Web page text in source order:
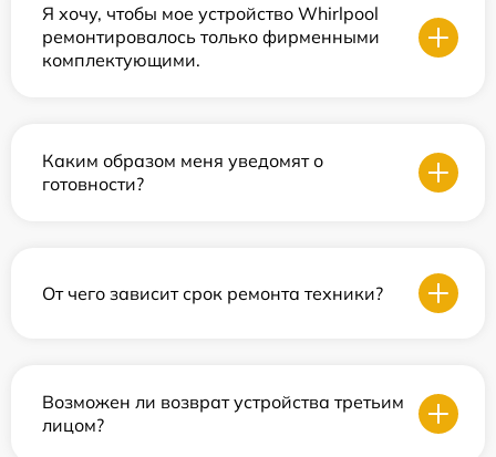
Я хочу, чтобы мое устройство Whirlpool
ремонтировалось только фирменными
комплектующими.
Каким образом меня уведомят о
готовности?
От чего зависит срок ремонта техники?
Возможен ли возврат устройства третьим
лицом?